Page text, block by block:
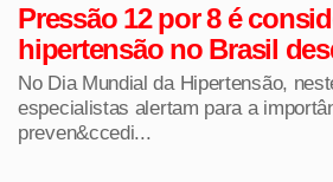
Pressão 12 por 8 é
hipertensão no Brasil
No Dia Mundial da Hipertensão,
especialistas alertam para a
preven&ccedi...